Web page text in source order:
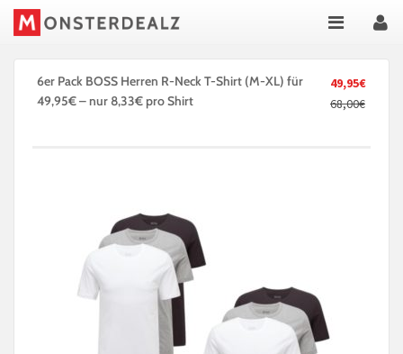
49,95€
68,00€
6er Pack BOSS Herren R-Neck T-Shirt (M-XL) für
49,95€ – nur 8,33€ pro Shirt